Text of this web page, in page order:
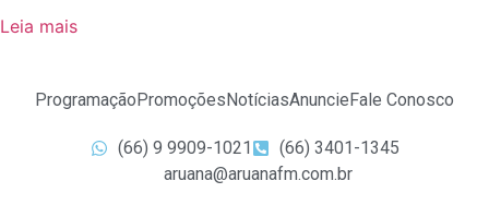
Leia mais
Programação Promoções NotíciasAnuncie Fale Conosco
(66) 9 9909-1021
(66) 3401-1345
aruana@aruanafm.com.br